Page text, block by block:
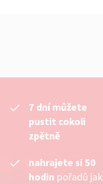
7 dní můžete
pustit cokoli
zpětně
nahrajete si 50
hodin pořadů